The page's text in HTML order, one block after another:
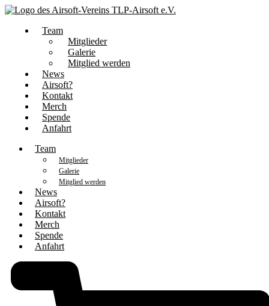
Team
Mitglieder
Galerie
Mitglied werden
News
Airsoft?
Kontakt
Merch
Spende
Anfahrt
Team
Mitglieder
Galerie
Mitglied werden
News
Airsoft?
Kontakt
Merch
Spende
Anfahrt